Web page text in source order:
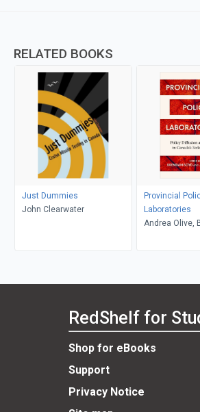
RELATED BOOKS
Just Dummies
John Clearwater
Provincial
Laboratories
RedShelf for
Shop for eBooks
Support
Privacy Notice